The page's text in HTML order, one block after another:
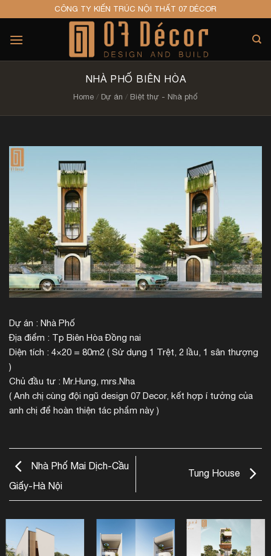
to
content
CÔNG TY KIẾN TRÚC NỘI THẤT 07 DÉCOR
NHÀ PHỐ BIÊN HÒA
Home / Dự án / Biệt thự - Nhà phố
Dự án : Nhà Phố
Địa điểm : Tp Biên Hòa Đồng nai
Diện tích : 4×20 = 80m2 ( Sử dụng 1 Trệt, 2 lầu, 1 sân thượng
)
Chủ đầu tư : Mr.Hung, mrs.Nha
( Anh chị cùng đội ngũ design 07 Decor, kết hợp í tưởng của
anh chị để hoàn thiện tác phẩm này )
Nhà Phố Mai Dịch-Cầu
Giấy-Hà Nội
Tung House